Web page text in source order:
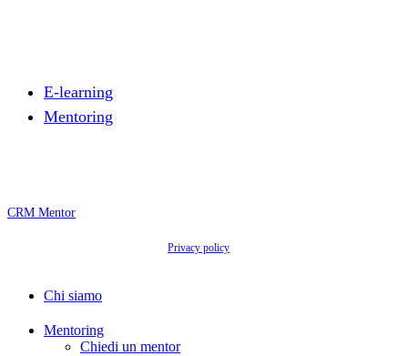
E-learning
Mentoring
CRM Mentor
Privacy policy
Close
Chi siamo
Mentoring
Chiedi un mentor